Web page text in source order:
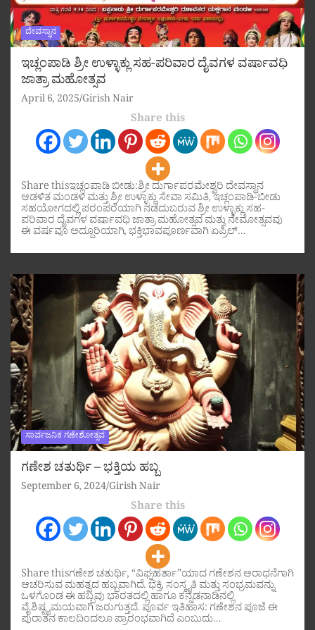
ದೇವಸ್ಥಾನ
ಇಚ್ಲಂಪಾಡಿ ಶ್ರೀ ಉಳ್ಳಾಕ್ಲು ಸಹ-ಪರಿವಾರ ದೈವಗಳ ವರ್ಷಾವಧಿ
ಜಾತ್ರಾ ಮಹೋತ್ಸವ
April 6, 2025 Girish Nair
Share this
Share thisಇಚ್ಲಂಪಾಡಿ ಬೀಡು:ಶ್ರೀ ದುರ್ಗಾಪರಮೇಶ್ವರಿ ದೇವಸ್ಥಾನ
ಆಡಳಿತ ಮಂಡಳಿ ಮತ್ತು ಶ್ರೀ ಉಳ್ಳಾಕ್ಲು ಸೇವಾ ಸಮಿತಿ, ಇಚ್ಲಂಪಾಡಿ-ಬೀಡು
ಸಹಯೋಗದಲ್ಲಿ ಪರಂಪರೆಯಾಗಿ ನಡೆದುಬರುವ ಶ್ರೀ ಉಳ್ಳಾಕ್ಲು ಸಹ-
ಪರಿವಾರ ದೈವಗಳ ವರ್ಷಾವಧಿ ಜಾತ್ರಾ ಮಹೋತ್ಸವ ಮತ್ತು ನೇಮೋತ್ಸವವು
ಈ ವರ್ಷವೂ ಅದ್ದೂರಿಯಾಗಿ, ಭಕ್ತಿಭಾವಪೂರ್ಣವಾಗಿ ಏಪ್ರಿಲ್…
ಸಾರ್ವಜನಿಕ ಗಣೇಶೋತ್ಸವ
ಗಣೇಶ ಚತುರ್ಥಿ – ಭಕ್ತಿಯ ಹಬ್ಬ
September 6, 2024 Girish Nair
Share this
Share thisಗಣೇಶ ಚತುರ್ಥಿ, “ವಿಘ್ನಹರ್ತಾ”ಯಾದ ಗಣೇಶನ ಆರಾಧನೆಗಾಗಿ
ಆಚರಿಸುವ ಮಹತ್ವದ ಹಬ್ಬವಾಗಿದೆ. ಭಕ್ತಿ, ಸಂಸ್ಕೃತಿ ಮತ್ತು ಸಂಭ್ರಮವನ್ನು
ಒಳಗೊಂಡ ಈ ಹಬ್ಬವು ಭಾರತದಲ್ಲಿ ಹಾಗೂ ಕನ್ನಡನಾಡಿನಲ್ಲಿ
ವೈಶಿಷ್ಟ್ಯಮಯವಾಗಿ ಜರುಗುತ್ತದೆ. ಪೂರ್ವ ಇತಿಹಾಸ: ಗಣೇಶನ ಪೂಜೆ ಈ
ಪುರಾತನ ಕಾಲದಿಂದಲೂ ಪ್ರಾರಂಭವಾಗಿದೆ ಎಂಬುದು…